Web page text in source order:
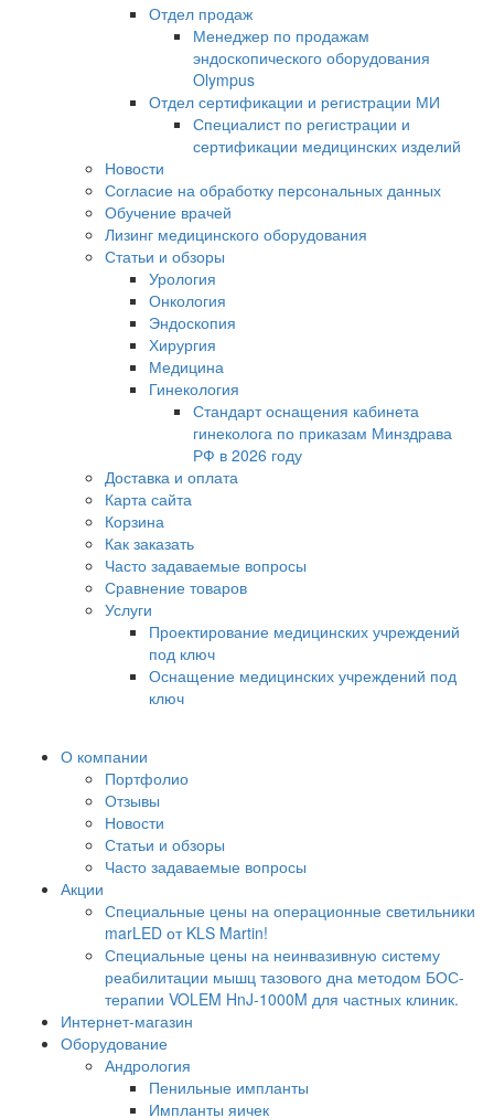
Отдел продаж
Менеджер по продажам
эндоскопического оборудования
Olympus
Отдел сертификации и регистрации МИ
Специалист по регистрации и
сертификации медицинских изделий
Новости
Согласие на обработку персональных данных
Обучение врачей
Лизинг медицинского оборудования
Статьи и обзоры
Урология
Онкология
Эндоскопия
Хирургия
Медицина
Гинекология
Стандарт оснащения кабинета
гинеколога по приказам Минздрава
РФ в 2026 году
Доставка и оплата
Карта сайта
Корзина
Как заказать
Часто задаваемые вопросы
Сравнение товаров
Услуги
Проектирование медицинских учреждений
под ключ
Оснащение медицинских учреждений под
ключ
О компании
Портфолио
Отзывы
Новости
Статьи и обзоры
Часто задаваемые вопросы
Акции
Специальные цены на операционные светильники
marLED от KLS Martin!
Специальные цены на неинвазивную систему
реабилитации мышц тазового дна методом БОС-
терапии VOLEM HnJ-1000M для частных клиник.
Интернет-магазин
Оборудование
Андрология
Пенильные импланты
Импланты яичек